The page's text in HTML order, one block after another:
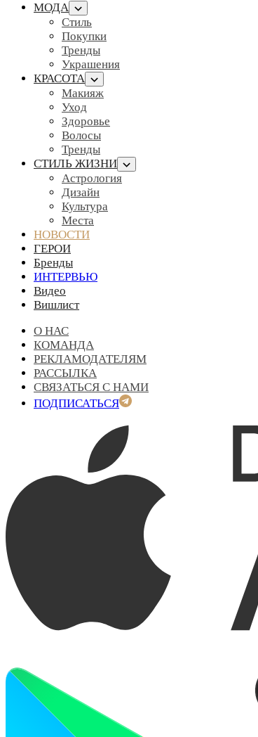
МОДА
Стиль
Покупки
Тренды
Украшения
КРАСОТА
Макияж
Уход
Здоровье
Волосы
Тренды
СТИЛЬ ЖИЗНИ
Астрология
Дизайн
Культура
Места
НОВОСТИ
ГЕРОИ
Бренды
ИНТЕРВЬЮ
Видео
Вишлист
О НАС
КОМАНДА
РЕКЛАМОДАТЕЛЯМ
РАССЫЛКА
СВЯЗАТЬСЯ С НАМИ
ПОДПИСАТЬСЯ